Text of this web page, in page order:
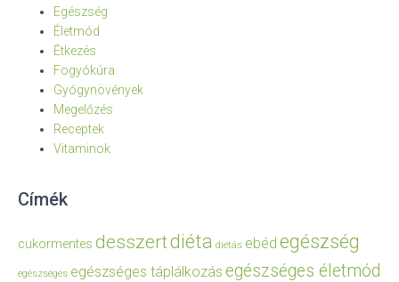
Egészség
Életmód
Étkezés
Fogyókúra
Gyógynövények
Megelőzés
Receptek
Vitaminok
Címék
cukormentes desszertdiéta diétás ebéd egészség
egészséges egészséges táplálkozás egészséges életmód